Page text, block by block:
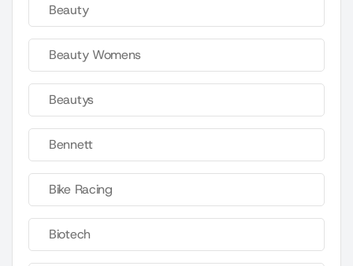
Beauty
Beauty Womens
Beautys
Bennett
Bike Racing
Biotech